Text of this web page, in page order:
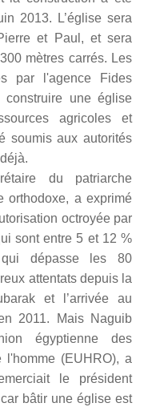
2013. L’église sera
et Paul, et sera
mètres carrés. Les
par l'agence Fides
une église
agricoles et
soumis aux autorités
du patriarche
orthodoxe, a exprimé
octroyée par
sont entre 5 et 12 %
qui dépasse les 80
attentats depuis la
et l’arrivée au
2011. Mais Naguib
égyptienne des
(EUHRO), a
le président
bâtir une église est